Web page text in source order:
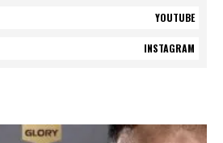
YOUTUBE
INSTAGRAM